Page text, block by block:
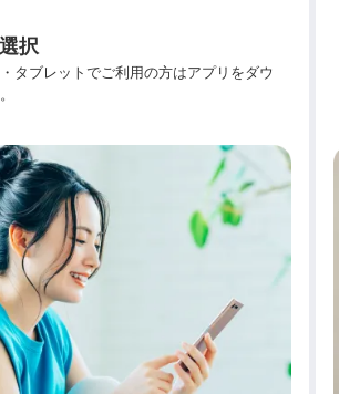
択
タブレットでご利用の方はアプリをダウ